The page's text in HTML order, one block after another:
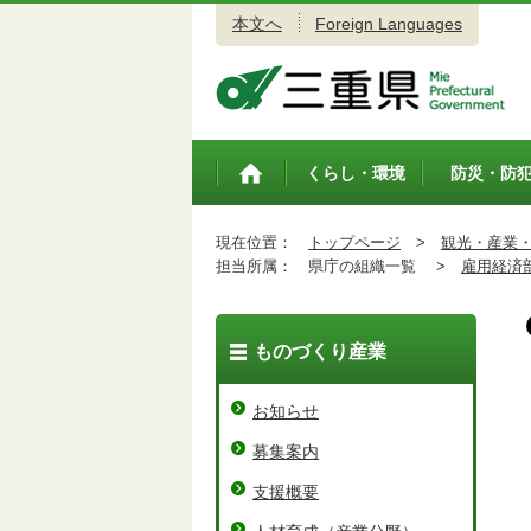
本文へ Foreign Languages
トップペ
くらし・環境 防災・防
現在位置： トップページ > 観光・産業
担当所属：
県庁の組織一覧 > 雇用経済
ものづくり産業
お知らせ
募集案内
支援概要